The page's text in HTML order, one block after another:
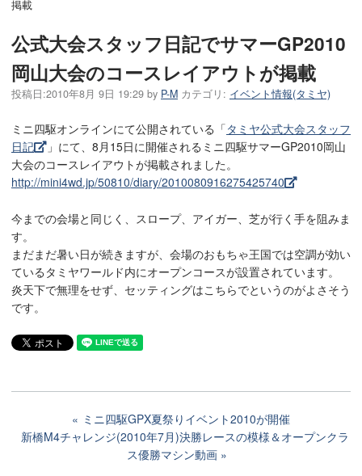
掲載
公式大会スタッフ日記でサマーGP2010
岡山大会のコースレイアウトが掲載
投稿日:2010年8月 9日 19:29 by P-M カテゴリ: イベント情報(タミヤ)
ミニ四駆オンラインにて公開されている「タミヤ公式大会スタッフ
日記
」にて、8月15日に開催されるミニ四駆サマーGP2010岡山
大会のコースレイアウトが掲載されました。
http://mini4wd.jp/50810/diary/2010080916275425740
今までの会場と同じく、スロープ、アイガー、芝が行く手を阻みま
す。
まだまだ暑い日が続きますが、会場のおもちゃ王国では空調が効い
ているタミヤワールド内にオープンコースが設置されています。
炎天下で無理をせず、セッティングはこちらでというのがよさそう
です。
ミニ四駆GPX夏祭りイベント2010が開催
新橋M4チャレンジ(2010年7月)決勝レースの模様＆オープンクラ
ス優勝マシン動画